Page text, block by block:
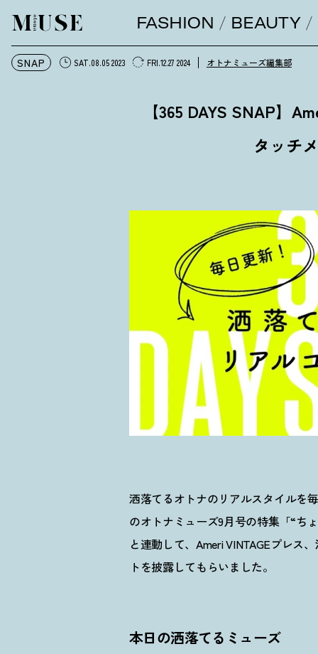
オトナミューズ ウェブFASHION BEAUTY
SNAP SAT.08.05 2023 FRI.12.27 2024 オトナミューズ編集部
【365 DAYS SNAP】
タッチ
洒落てるオトナのリアルスタイルを
のオトナミューズ9月号の特集「“ち
と連動して、Ameri VINTAGEプレス
トを披露してもらいました。
本日の洒落てるミューズ